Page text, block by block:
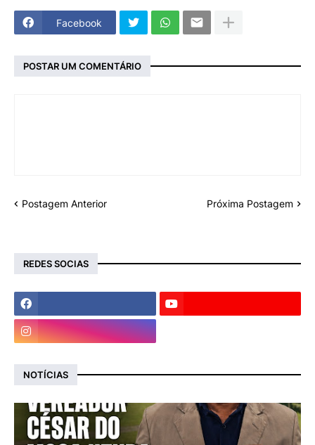
Facebook
POSTAR UM COMENTÁRIO
Postagem Anterior Próxima Postagem
REDES SOCIAS
NOTÍCIAS